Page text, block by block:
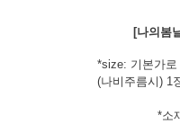
[나의봄
*size: 기본가
(나비주름시) 1
*소